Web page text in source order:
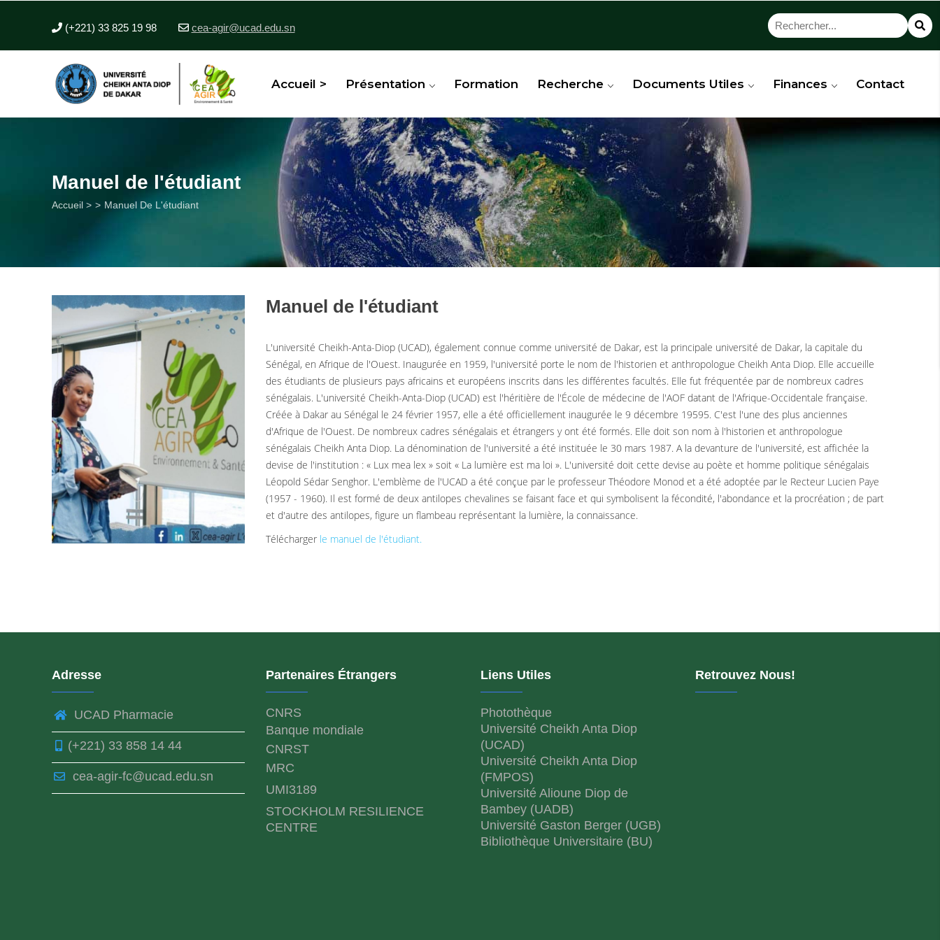
(+221) 33 825 19 98 cea-agir@ucad.edu.sn
Accueil > Présentation Formation Recherche Documents Utiles Finances Contact
Manuel de l'étudiant
Fil
Accueil > Manuel De L'étudiant
Manuel de l'étudiant
L'université Cheikh-Anta-Diop (UCAD), également connue comme université de Dakar, est la principale université de Dakar, la capitale du
Sénégal, en Afrique de l'Ouest. Inaugurée en 1959, l'université porte le nom de l'historien et anthropologue Cheikh Anta Diop. Elle accueille
des étudiants de plusieurs pays africains et européens inscrits dans les différentes facultés. Elle fut fréquentée par de nombreux cadres
sénégalais. L'université Cheikh-Anta-Diop (UCAD) est l'héritière de l'École de médecine de l'AOF datant de l'Afrique-Occidentale française.
Créée à Dakar au Sénégal le 24 février 1957, elle a été officiellement inaugurée le 9 décembre 19595. C'est l'une des plus anciennes
d'Afrique de l'Ouest. De nombreux cadres sénégalais et étrangers y ont été formés. Elle doit son nom à l'historien et anthropologue
sénégalais Cheikh Anta Diop. La dénomination de l'université a été instituée le 30 mars 1987. A la devanture de l'université, est affichée la
devise de l'institution : « Lux mea lex » soit « La lumière est ma loi ». L'université doit cette devise au poète et homme politique sénégalais
Léopold Sédar Senghor. L'emblème de l'UCAD a été conçue par le professeur Théodore Monod et a été adoptée par le Recteur Lucien Paye
(1957 - 1960). Il est formé de deux antilopes chevalines se faisant face et qui symbolisent la fécondité, l'abondance et la procréation ; de part
et d'autre des antilopes, figure un flambeau représentant la lumière, la connaissance.
Télécharger le manuel de l'étudiant.
Adresse
UCAD Pharmacie
(+221) 33 858 14 44
cea-agir-fc@ucad.edu.sn
Partenaires Étrangers
CNRS
Banque mondiale
CNRST
MRC
UMI3189
STOCKHOLM RESILIENCE
CENTRE
Liens Utiles
Photothèque
Université Cheikh Anta Diop
(UCAD)
Université Cheikh Anta Diop
(FMPOS)
Université Alioune Diop de
Bambey (UADB)
Université Gaston Berger (UGB)
Bibliothèque Universitaire (BU)
Retrouvez Nous!